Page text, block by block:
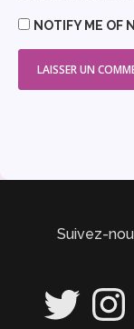
NOTIFY ME OF
Suivez-
Twitter